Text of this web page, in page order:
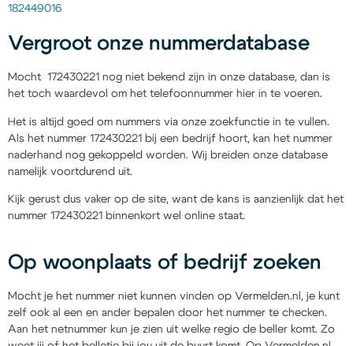
182449016
Vergroot onze nummerdatabase
Mocht 172430221 nog niet bekend zijn in onze database, dan is
het toch waardevol om het telefoonnummer hier in te voeren.
Het is altijd goed om nummers via onze zoekfunctie in te vullen.
Als het nummer 172430221 bij een bedrijf hoort, kan het nummer
naderhand nog gekoppeld worden. Wij breiden onze database
namelijk voortdurend uit.
Kijk gerust dus vaker op de site, want de kans is aanzienlijk dat het
nummer 172430221 binnenkort wel online staat.
Op woonplaats of bedrijf zoeken
Mocht je het nummer niet kunnen vinden op Vermelden.nl, je kunt
zelf ook al een en ander bepalen door het nummer te checken.
Aan het netnummer kun je zien uit welke regio de beller komt. Zo